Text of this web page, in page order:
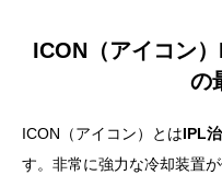
ICON（アイコン
の
ICON（アイコン）とはIPL
す。非常に強力な冷却装置